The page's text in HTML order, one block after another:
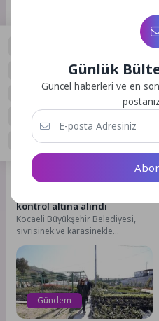
Benzer Yazılar
Gündem
7 Ay Önce 26
kontrol altına alındı
Kocaeli Büyükşehir Belediyesi,
sivrisinek ve karasinekle
mücadele kapsamında 127
personelle 2025 yılı boyunca tüm
ilçelerde...
Gündem
Günlük
Güncel haberleri ve en